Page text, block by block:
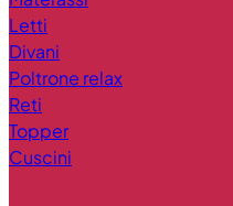
Letti
Divani
Poltrone relax
Reti
Topper
Cuscini